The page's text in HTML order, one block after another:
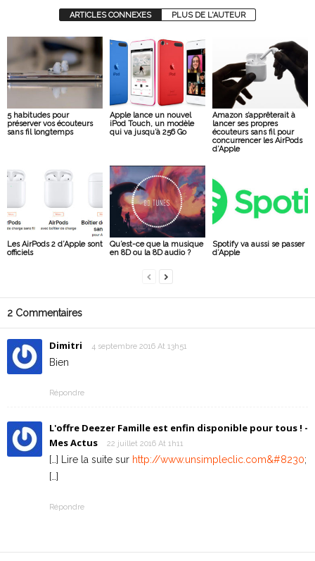
ARTICLES CONNEXES PLUS DE L'AUTEUR
5 habitudes pour
préserver vos écouteurs
sans fil longtemps
Apple lance un nouvel
iPod Touch, un modèle
qui va jusqu’à 256 Go
Amazon s’apprêterait à
lancer ses propres
écouteurs sans fil pour
concurrencer les AirPods
d’Apple
Les AirPods 2 d’Apple sont
officiels
Qu’est-ce que la musique
en 8D ou la 8D audio ?
Spotify va aussi se passer
d’Apple
2 Commentaires
Dimitri 4 septembre 2016 At 13h51
Bien
Répondre
L'offre Deezer Famille est enfin disponible pour tous ! -
Mes Actus
22 juillet 2016 At 1h11
[…] Lire la suite sur http://www.unsimpleclic.com&#8230;
[…]
Répondre